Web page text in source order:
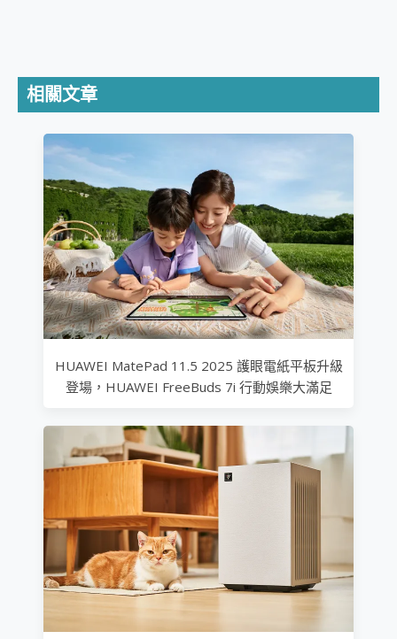
相關文章
HUAWEI MatePad 11.5 2025 護眼電紙平板升級
登場，HUAWEI FreeBuds 7i 行動娛樂大滿足